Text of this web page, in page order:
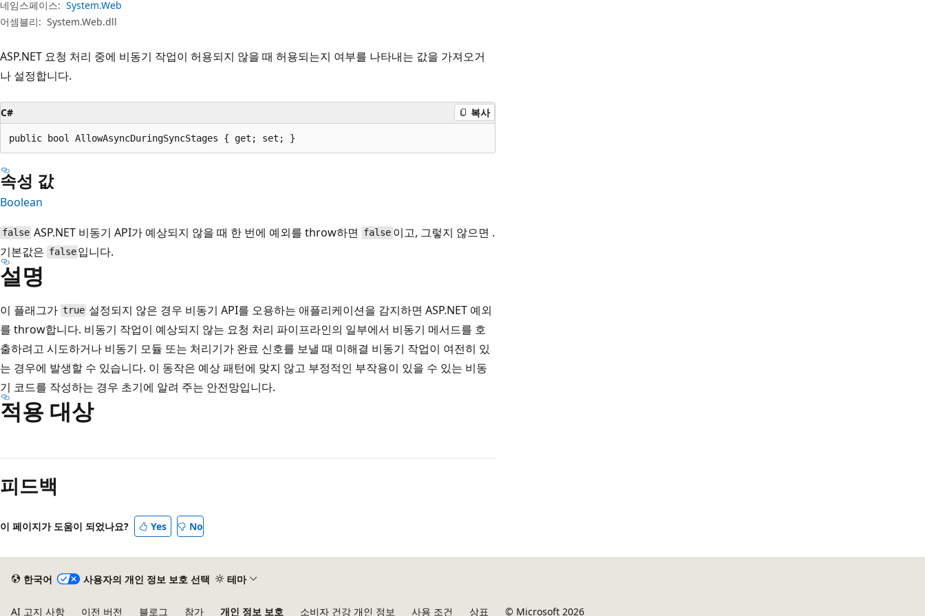
네임스페이스: System.Web
어셈블리: System.Web.dll
ASP.NET 요청 처리 중에 비동기 작업이 허용되지 않을 때 허용되는지 여부를 나타내는 값을 가져오거
나 설정합니다.
C# 복사
public bool AllowAsyncDuringSyncStages { get; set; }
속성 값
Boolean
false ASP.NET 비동기 API가 예상되지 않을 때 한 번에 예외를 throw하면 false이고, 그렇지 않으면 .
기본값은 false 입니다.
설명
이 플래그가 true 설정되지 않은 경우 비동기 API를 오용하는 애플리케이션을 감지하면 ASP.NET 예외
를 throw합니다. 비동기 작업이 예상되지 않는 요청 처리 파이프라인의 일부에서 비동기 메서드를 호
출하려고 시도하거나 비동기 모듈 또는 처리기가 완료 신호를 보낼 때 미해결 비동기 작업이 여전히 있
는 경우에 발생할 수 있습니다. 이 동작은 예상 패턴에 맞지 않고 부정적인 부작용이 있을 수 있는 비동
기 코드를 작성하는 경우 초기에 알려 주는 안전망입니다.
적용 대상
피드백
이 페이지가 도움이 되었나요? Yes No
한국어 사용자의 개인 정보 보호 선택 테마
AI 고지 사항 이전 버전 블로그 참가 개인 정보 보호 소비자 건강 개인 정보 사용 조건 상표 © Microsoft 2026